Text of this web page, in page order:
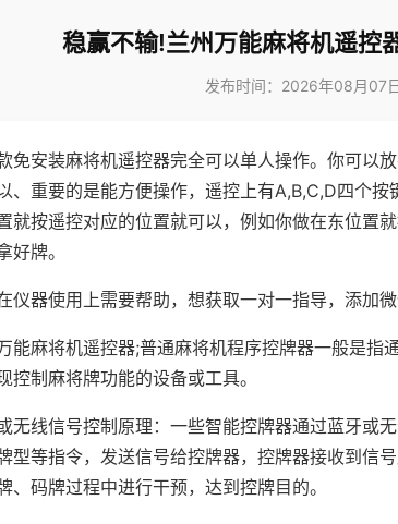
稳赢不输!兰州万能麻将机遥控
发布时间：2026年08月07
免安装麻将机遥控器完全可以单人操作。你可以
、重要的是能方便操作，遥控上有A,B,C,D四个按
就按遥控对应的位置就可以，例如你做在东位置
好牌。
仪器使用上需要帮助，想获取一对一指导，添加
能麻将机遥控器;普通麻将机程序控牌器一般是指
控制麻将牌功能的设备或工具。
无线信号控制原理：一些智能控牌器通过蓝牙或
型等指令，发送信号给控牌器，控牌器接收到信
、码牌过程中进行干预，达到控牌目的。